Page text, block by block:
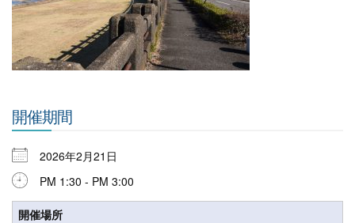
開催期間
2026年2月21日
PM 1:30 - PM 3:00
開催場所